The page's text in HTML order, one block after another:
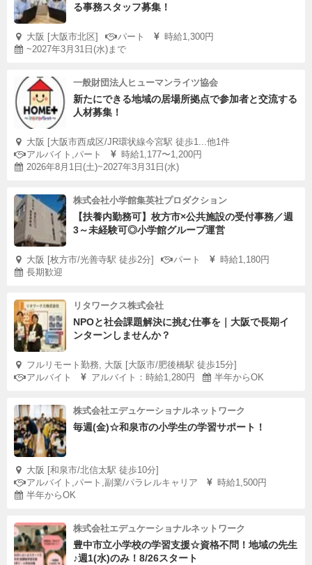
る事務スタッフ募集！
大阪 [大阪市北区] パート
時給1,300円
~2027年3月31日(水)まで
一般財団法人ヒューマンライツ協会
新たにできる地域の居場所拠点で参加者と交流する
人材募集！
大阪 [大阪市西成区/JR環状線今宮駅 徒歩1...他1件
アルバイト,パート
時給1,177〜1,200円
2026年8月1日(土)~2027年3月31日(水)
株式会社小学館集英社プロダクション
【扶養内勤務可】枚方市×公共施設の受付事務／週
3～未経験可◎小学館グループ運営
大阪 [枚方市/光善寺駅 徒歩2分] パート
時給1,180円
長期歓迎
リタワークス株式会社
NPOと社会課題解決に挑む仕事を｜大阪で長期イ
ンターンしませんか？
フルリモート勤務, 大阪 [大阪市/肥後橋駅 徒歩15分]
アルバイト
アルバイト：時給1,280円 半年からOK
株式会社エデュケーショナルネットワーク
毎週(金)☆和泉市の小学生の学習サポート！
大阪 [和泉市/北信太駅 徒歩10分]
アルバイト,パート,副業/パラレルキャリア
時給1,500円
半年からOK
株式会社エデュケーショナルネットワーク
豊中市立小学校の学習支援☆資格不問！地域の先生
♪週1(水)のみ！8/26スタート